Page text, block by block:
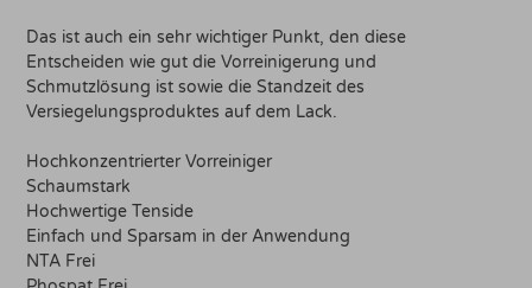
Das ist auch ein sehr wichtiger Punkt, den diese
Entscheiden wie gut die Vorreinigerung und
Schmutzlösung ist sowie die Standzeit des
Versiegelungsproduktes auf dem Lack.
Hochkonzentrierter Vorreiniger
Schaumstark
Hochwertige Tenside
Einfach und Sparsam in der Anwendung
NTA Frei